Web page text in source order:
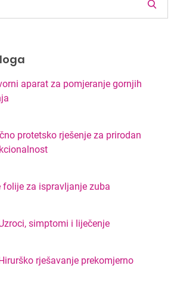
e
aparat za pomjeranje gornjih
protetsko rješenje za prirodan
folije za ispravljanje zuba
simptomi i liječenje
rješavanje prekomjerno